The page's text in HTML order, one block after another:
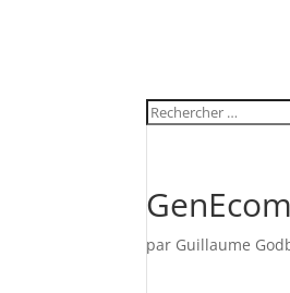
par Guillaume